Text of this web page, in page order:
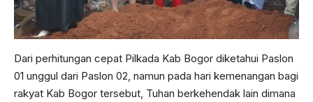
Dari perhitungan cepat Pilkada Kab Bogor diketahui Paslon
01 unggul dari Paslon 02, namun pada hari kemenangan bagi
rakyat Kab Bogor tersebut, Tuhan berkehendak lain dimana